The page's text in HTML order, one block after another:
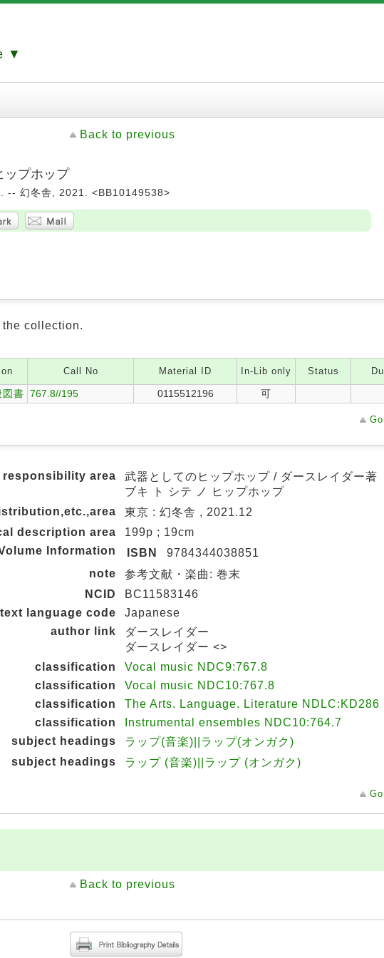
▼
Back to previous
ップホップ
. -- 幻冬舎, 2021. <BB10149538>
collection.
Call No Material ID In-Lib only Status
図書 767.8//195 0115512196 可
area
武器としてのヒップホップ / ダースレイダー著
ブキ ト シテ ノ ヒップホップ
東京 : 幻冬舎 , 2021.12
description area
199p ; 19cm
Information
ISBN
9784344038851
note
参考文献・楽曲: 巻末
NCID
BC11583146
text language code
Japanese
author link
ダースレイダー
ダースレイダー <>
classification
Vocal music NDC9:767.8
classification
Vocal music NDC10:767.8
classification
The Arts. Language. Literature NDLC:KD286
classification
Instrumental ensembles NDC10:764.7
subject headings
ラップ(音楽)||ラップ(オンガク)
subject headings
ラップ (音楽)||ラップ (オンガク)
Back to previous